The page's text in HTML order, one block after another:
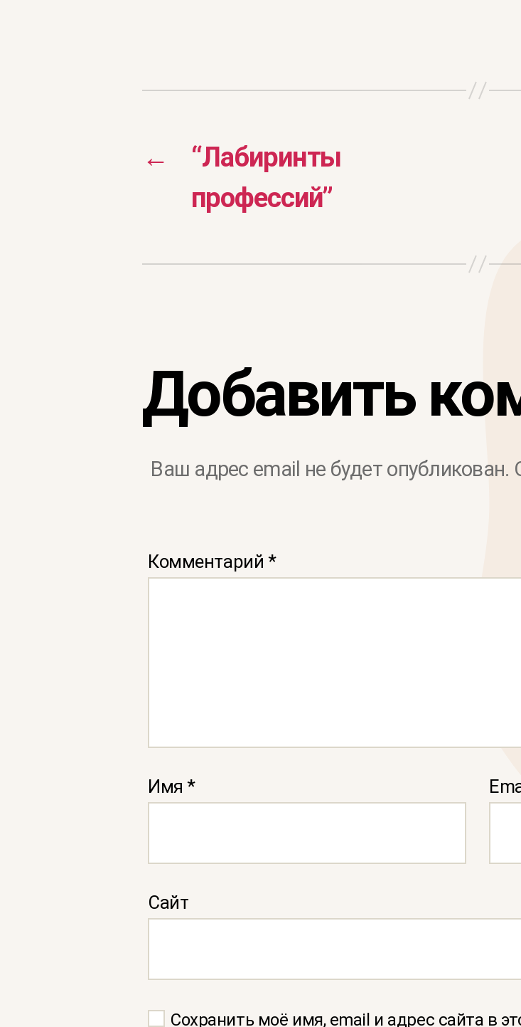
←
“Лабиринты
профессий”
Добавить
Ваш адрес email не будет опубликован.
Комментарий *
Имя*
Сайт
Сохранить моё имя, email и адрес сайта в